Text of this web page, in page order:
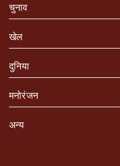
चुनाव
खेल
दुनिया
मनोरंजन
अन्य